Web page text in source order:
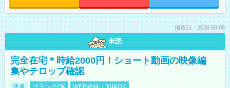
掲載日：2026.08.08
未読
完全在宅＊時給2000円！ショート動画の映像編
集やテロップ確認